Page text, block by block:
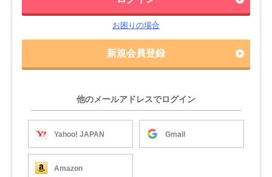
お困りの場合
新規会員登録
他のメールアドレスでログイン
Yahoo! JAPAN Gmail
Amazon